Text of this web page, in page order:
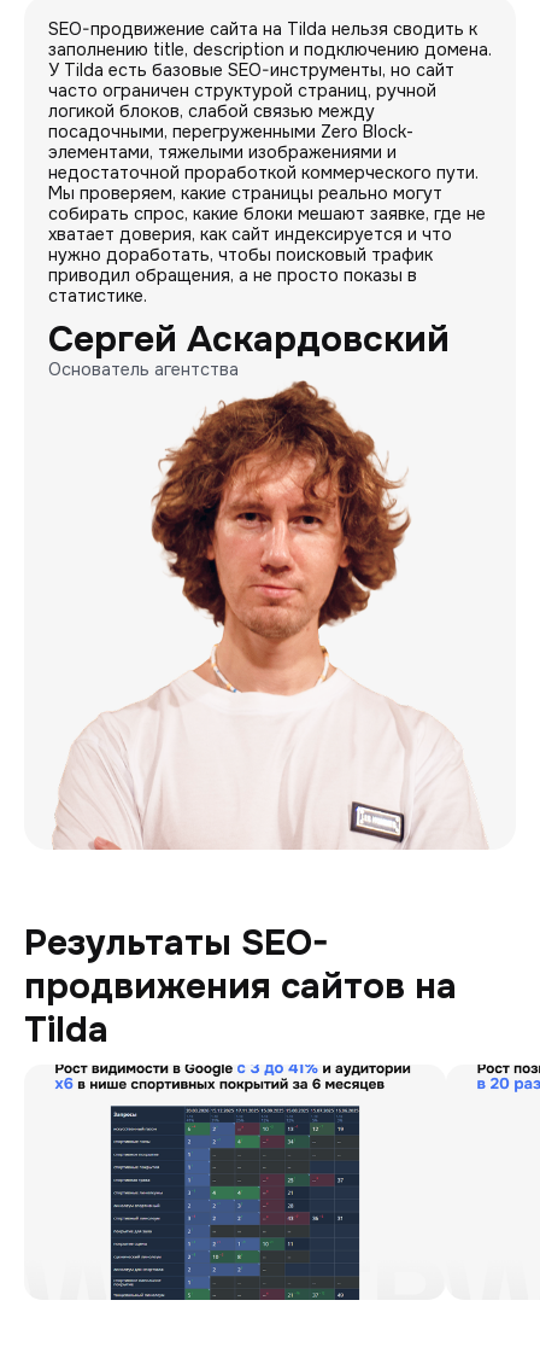
SEO-продвижение сайта на Tilda нельзя сводить к
заполнению title, description и подключению домена.
У Tilda есть базовые SEO-инструменты, но сайт
часто ограничен структурой страниц, ручной
логикой блоков, слабой связью между
посадочными, перегруженными Zero Block-
элементами, тяжелыми изображениями и
недостаточной проработкой коммерческого пути.
Мы проверяем, какие страницы реально могут
собирать спрос, какие блоки мешают заявке, где не
хватает доверия, как сайт индексируется и что
нужно доработать, чтобы поисковый трафик
приводил обращения, а не просто показы в
статистике.
Сергей Аскардовский
Основатель агентства
Результаты SEO-
продвижения сайтов на
Tilda